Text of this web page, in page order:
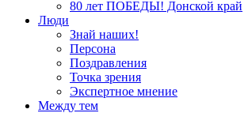
80 лет ПОБЕДЫ! Донской край
Люди
Знай наших!
Персона
Поздравления
Точка зрения
Экспертное мнение
Между тем